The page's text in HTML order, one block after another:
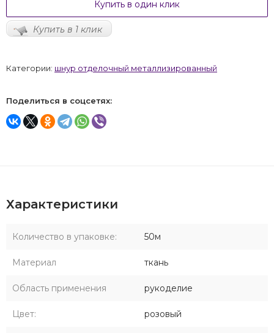
Купить в один клик
Купить в 1 клик
Категории: шнур отделочный металлизированный
Поделиться в соцсетях:
Характеристики
Количество в упаковке: 50м
Материал ткань
Область применения рукоделие
Цвет: розовый